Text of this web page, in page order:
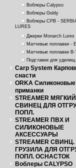
Воблеры Calypso
Воблеры Goldy
Воблеры СРВ -
LURES
Джерки Monarch Lures
Матчевые поплавки -
Матчевые поплавки B-
Подставки для удилищ
Carp System
снасти
ORKA Силиконовые
приманки
STREAMER МЯГКИЙ
СВИНЕЦ ДЛЯ
ПОПЛ.
STREAMER ПВХ И
СИЛИКОНОВЫЕ
АКСЕССУАРЫ
STREAMER СВИНЦ.
ГРУЗИЛА ДЛЯ
ПОПЛ. ОСНАСТОК
Воблеры CALYPSO